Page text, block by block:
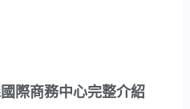
際商務中心完整介紹